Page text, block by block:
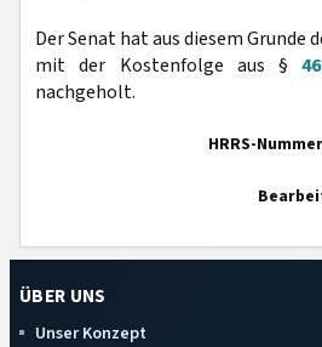
Der Senat hat aus diesem Grunde
mit der Kostenfolge aus §
nachgeholt.
HRRS-
ÜBER UNS
Unser Konzept